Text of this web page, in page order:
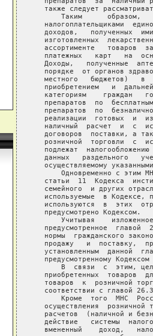
также следует
Таким      образом,
налогоплательщиками
доходов,   полученных
изготовленных
ассортименте   товаров
платежных   карт   на
Доходы,   полученные
порядке  от органов
местного   бюджетов)   в
приобретением   и
категориям    граждан
препаратов  по
препаратов  по
реализации  готовых  и
наличный  расчет  и  с
договоров  поставки, а
розничной  торговли  с
подлежат
данных   раздельного
осуществляемому
Одновременно с этим
статьи  11  Кодекса
семейного  и других
используемые  в Кодексе,
используются  в  этих
   предусмотрено Кодексом.
Учитывая
предусмотренное  главой
нормы  гражданского
продажу   и  поставку,
установленным  данной
предусмотренному
В  связи  с  этим,
приобретенных  товаров
товаров  к  розничной
соответствии с главой
Кроме  того  МНС
осуществления  розничной
расчетов  (наличной и
действие   системы
вмененный    доход,